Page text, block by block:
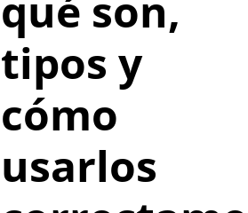
tipos y
cómo
usarlos